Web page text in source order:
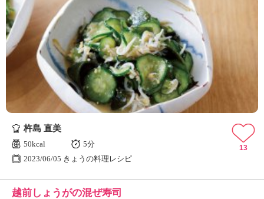
杵島 直美
50kcal
5分
2023/06/05 きょうの料理レシピ
13
越前しょうがの混ぜ寿司